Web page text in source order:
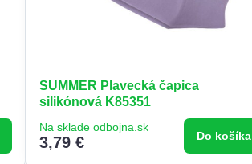
SUMMER Plavecká čapica
silikónová K85351
Na sklade odbojna.sk
3,79 € Do košíka